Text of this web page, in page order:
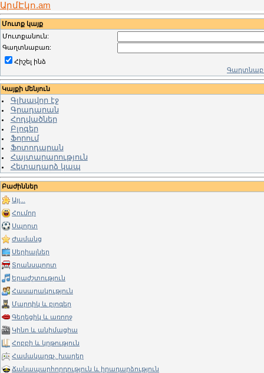
ԱրմԷկո.am
Մուտք կայք
Մուտքանուն:
Գաղտնաբառ:
Հիշել ինձ
Կայքի մենյուն
Գլխավոր էջ
Գրադարան
Հոդվածներ
Բլոգեր
Ֆորում
Ֆոտոդարան
Հայտարարություն
Հետադարձ կապ
Բաժիններ
Այլ...
Հումոր
Սպորտ
Ժամանց
Սերիալներ
Տրանսպորտ
Երաժշտություն
Հասարակություն
Մարդիկ և բլոգեր
Գեղեցիկ և առողջ
Կինո և անիմացիա
Հոբբի և կրթություն
Համակարգչ. խաղեր
Ճանապարհորդություն և իրադարձություն